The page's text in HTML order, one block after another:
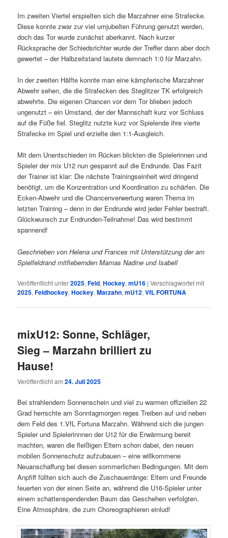
Im zweiten Viertel erspielten sich die Marzahner eine Strafecke.
Diese konnte zwar zur viel umjubelten Führung genutzt werden,
doch das Tor wurde zunächst aberkannt. Nach kurzer
Rücksprache der Schiedsrichter wurde der Treffer dann aber doch
gewertet – der Halbzeitstand lautete demnach 1:0 für Marzahn.
In der zweiten Hälfte konnte man eine kämpferische Marzahner
Abwehr sehen, die die Strafecken des Steglitzer TK erfolgreich
abwehrte. Die eigenen Chancen vor dem Tor blieben jedoch
ungenutzt – ein Umstand, der der Mannschaft kurz vor Schluss
auf die Füße fiel. Steglitz nutzte kurz vor Spielende ihre vierte
Strafecke im Spiel und erzielte den 1:1-Ausgleich.
Mit dem Unentschieden im Rücken blickten die Spielerinnen und
Spieler der mix U12 nun gespannt auf die Endrunde. Das Fazit
der Trainer ist klar: Die nächste Trainingseinheit wird dringend
benötigt, um die Konzentration und Koordination zu schärfen. Die
Ecken-Abwehr und die Chancenverwertung waren Thema im
letzten Training – denn in der Endrunde wird jeder Fehler bestraft.
Glückwunsch zur Endrunden-Teilnahme! Das wird bestimmt
spannend!
Geschrieben von Helena und Frances mit Unterstützung der am
Spielfeldrand mitfiebernden Mamas Nadine und Isabell
Veröffentlicht unter2025,Feld,Hockey,mU16 |Verschlagwortet mit
2025,Feldhockey,Hockey,Marzahn,mU12,VfL FORTUNA
mixU12: Sonne, Schläger,
Sieg – Marzahn brilliert zu
Hause!
Veröffentlicht am24. Juli 2025
Bei strahlendem Sonnenschein und viel zu warmen offiziellen 22
Grad herrschte am Sonntagmorgen reges Treiben auf und neben
dem Feld des 1.VfL Fortuna Marzahn. Während sich die jungen
Spieler und Spielerinnnen der U12 für die Erwärmung bereit
machten, waren die fleißigen Eltern schon dabei, den neuen
mobilen Sonnenschutz aufzubauen – eine willkommene
Neuanschaffung bei diesen sommerlichen Bedingungen. Mit dem
Anpfiff füllten sich auch die Zuschauerränge: Eltern und Freunde
feuerten von der einen Seite an, während die U16-Spieler unter
einem schattenspendenden Baum das Geschehen verfolgten.
Eine Atmosphäre, die zum Choreographieren einlud!